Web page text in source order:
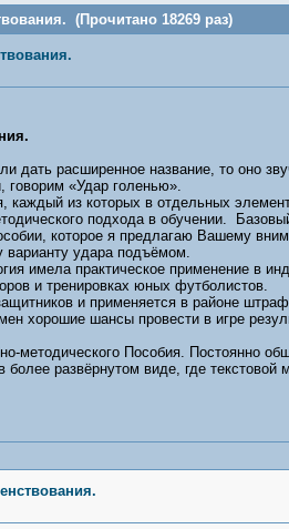
(Прочитано 18269 раз)
расширенное название, то оно
говорим «Удар голенью».
из которых в отдельных
подхода в обучении.
которое я предлагаю Вашему
варианту удара подъёмом.
имела практическое применение в
и тренировках юных футболистов.
и применяется в районе
хорошие шансы провести в игре
Пособия. Постоянно
развёрнутом виде, где текстовой